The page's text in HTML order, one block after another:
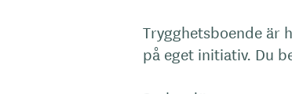
Trygghetsboende är
på eget initiativ. Du